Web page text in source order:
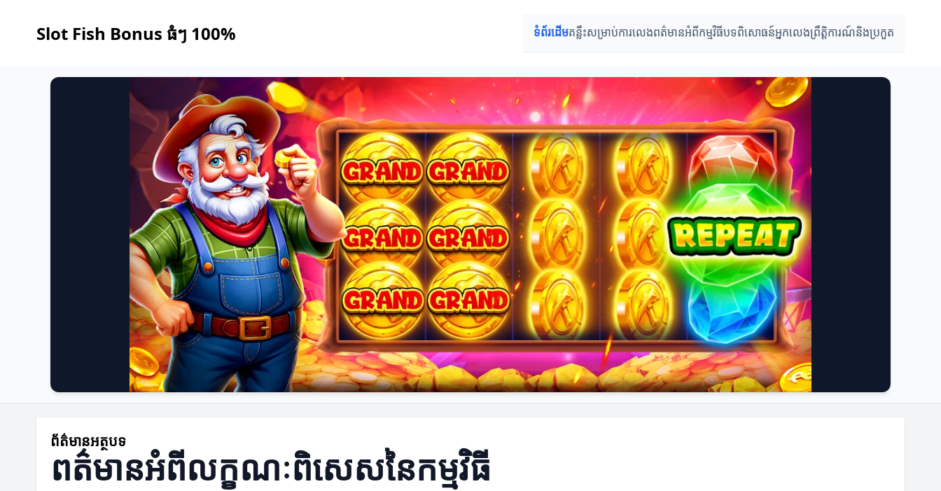
Slot Fish Bonus ធំៗ​ 100% ទំព័រដើមគន្លឹះសម្រាប់ការលេងពត៌មានអំពីកម្មវិធីបទពិសោធន៍អ្នកលេងព្រឹត្តិការណ៍និងប្រកួត
ព័ត៌មានអត្ថបទ
ពត៌មានអំពីលក្ខណៈពិសេសនៃកម្មវិធី